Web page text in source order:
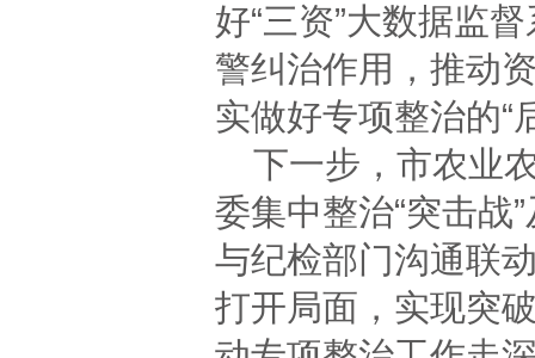
好“三资”大数据监
警纠治作用，推动
实做好专项整治的“
下一步，市农业
委集中整治“突击战
与纪检部门沟通联
打开局面，实现突